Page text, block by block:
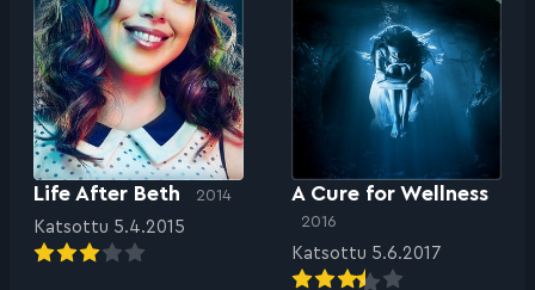
Life After Beth 2014
Katsottu 5.4.2015
A Cure for Wellness
2016
Katsottu 5.6.2017